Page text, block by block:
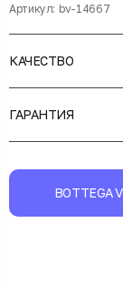
Артикул: bv-14667
КАЧЕСТВО
ГАРАНТИЯ
BOTTEGA